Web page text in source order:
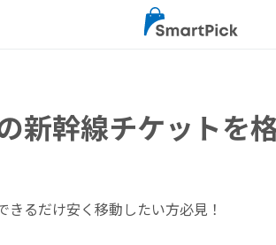
新幹線チケットを
るだけ安く移動したい方必見！